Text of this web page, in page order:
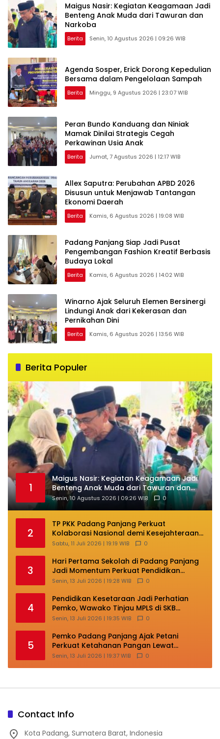
Maigus Nasir: Kegiatan Keagamaan Jadi
Benteng Anak Muda dari Tawuran dan
Narkoba
Berita Senin, 10 Agustus 2026 | 09:26 WIB
Agenda Sosper, Erick Dorong Kepedulian
Bersama dalam Pengelolaan Sampah
Berita Minggu, 9 Agustus 2026 | 23:07 WIB
Peran Bundo Kanduang dan Niniak
Mamak Dinilai Strategis Cegah
Perkawinan Usia Anak
Berita Jumat, 7 Agustus 2026 | 12:17 WIB
Allex Saputra: Perubahan APBD 2026
Disusun untuk Menjawab Tantangan
Ekonomi Daerah
Berita Kamis, 6 Agustus 2026 | 19:08 WIB
Padang Panjang Siap Jadi Pusat
Pengembangan Fashion Kreatif Berbasis
Budaya Lokal
Berita Kamis, 6 Agustus 2026 | 14:02 WIB
Winarno Ajak Seluruh Elemen Bersinergi
Lindungi Anak dari Kekerasan dan
Pernikahan Dini
Berita Kamis, 6 Agustus 2026 | 13:56 WIB
Berita Populer
1
Maigus Nasir: Kegiatan Keagamaan Jadi
Benteng Anak Muda dari Tawuran dan
Narkoba
Senin, 10 Agustus 2026 | 09:26 WIB 0
2
TP PKK Padang Panjang Perkuat
Kolaborasi Nasional demi Kesejahteraan
Keluarga
Sabtu, 11 Juli 2026 | 19:19 WIB 0
3
Hari Pertama Sekolah di Padang Panjang
Jadi Momentum Perkuat Pendidikan
Berkarakter
Senin, 13 Juli 2026 | 19:28 WIB 0
4
Pendidikan Kesetaraan Jadi Perhatian
Pemko, Wawako Tinjau MPLS di SKB
Padang Panjang
Senin, 13 Juli 2026 | 19:35 WIB 0
5
Pemko Padang Panjang Ajak Petani
Perkuat Ketahanan Pangan Lewat
Budidaya Cabai
Senin, 13 Juli 2026 | 19:37 WIB 0
Contact Info
Kota Padang, Sumatera Barat, Indonesia